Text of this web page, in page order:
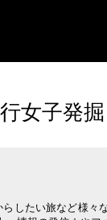
女子発
したい旅など様々